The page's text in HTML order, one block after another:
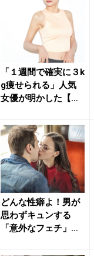
「１週間で確実に３k
g痩せられる」人気
女優が明かした【簡
ツ -...
どんな性癖よ！男が
思わずキュンする
「意外なフェチ」と